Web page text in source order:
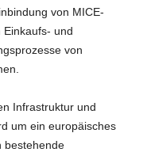
von MICE-
Einkaufs- und
von
Infrastruktur und
um ein europäisches
bestehende